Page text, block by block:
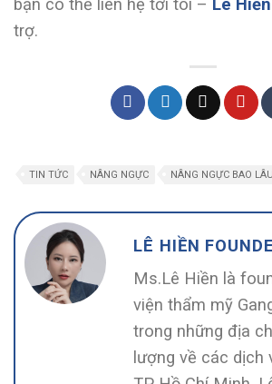
bạn có thể liên hệ tới tôi – Lê Hiền
trợ.
TIN TỨC NÂNG NGỰC NÂNG NGỰC BAO
LÊ HIỀN
Ms.Lê Hiền là
viện thẩm mỹ
trong những địa
lượng về các dịch